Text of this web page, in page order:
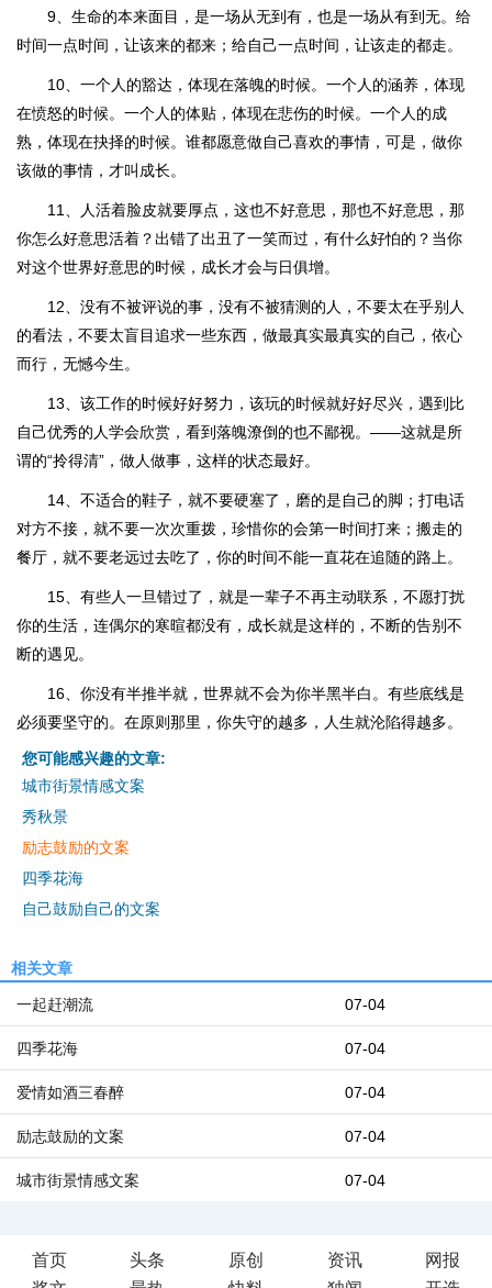
9、生命的本来面目，是一场从无到有，也是一场从有到无。给
时间一点时间，让该来的都来；给自己一点时间，让该走的都走。
10、一个人的豁达，体现在落魄的时候。一个人的涵养，体现
在愤怒的时候。一个人的体贴，体现在悲伤的时候。一个人的成
熟，体现在抉择的时候。谁都愿意做自己喜欢的事情，可是，做你
该做的事情，才叫成长。
11、人活着脸皮就要厚点，这也不好意思，那也不好意思，那
你怎么好意思活着？出错了出丑了一笑而过，有什么好怕的？当你
对这个世界好意思的时候，成长才会与日俱增。
12、没有不被评说的事，没有不被猜测的人，不要太在乎别人
的看法，不要太盲目追求一些东西，做最真实最真实的自己，依心
而行，无憾今生。
13、该工作的时候好好努力，该玩的时候就好好尽兴，遇到比
自己优秀的人学会欣赏，看到落魄潦倒的也不鄙视。——这就是所
谓的“拎得清”，做人做事，这样的状态最好。
14、不适合的鞋子，就不要硬塞了，磨的是自己的脚；打电话
对方不接，就不要一次次重拨，珍惜你的会第一时间打来；搬走的
餐厅，就不要老远过去吃了，你的时间不能一直花在追随的路上。
15、有些人一旦错过了，就是一辈子不再主动联系，不愿打扰
你的生活，连偶尔的寒暄都没有，成长就是这样的，不断的告别不
断的遇见。
16、你没有半推半就，世界就不会为你半黑半白。有些底线是
必须要坚守的。在原则那里，你失守的越多，人生就沦陷得越多。
您可能感兴趣的文章:
城市街景情感文案
秀秋景
励志鼓励的文案
四季花海
自己鼓励自己的文案
相关文章
07-04
一起赶潮流
07-04
四季花海
07-04
爱情如酒三春醉
07-04
励志鼓励的文案
07-04
城市街景情感文案
首页 头条 原创 资讯
网报